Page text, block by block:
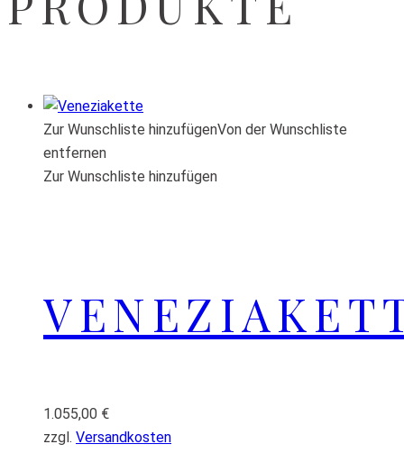
Zur Wunschliste hinzufügenVon der Wunschliste
entfernen
Zur Wunschliste hinzufügen
1.055,00 €
zzgl. Versandkosten